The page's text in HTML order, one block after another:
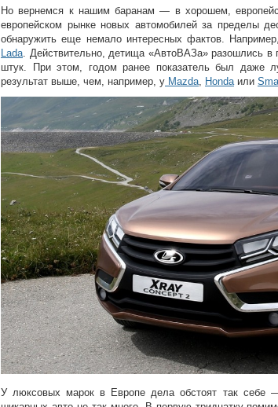
Но вернемся к нашим баранам — в хорошем,
европейском рынке новых автомобилей за пределы
обнаружить еще немало интересных фактов.
Lada . Действительно, детища «АвтоВАЗа» разошлись
штук. При этом, годом ранее показатель был даже
результат выше, чем, например, у Mazda Honda или
У люксовых марок в Европе дела обстоят так себе